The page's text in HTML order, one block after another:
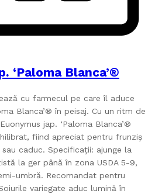
‘Paloma Blanca’®
cu farmecul pe care îl aduce
Blanca’® în peisaj. Cu un ritm de
jap. ‘Paloma Blanca’®
fiind apreciat pentru frunziș
caduc. Specificații: ajunge la
la ger până în zona USDA 5-9,
umbră. Recomandat pentru
variegate aduc lumină în